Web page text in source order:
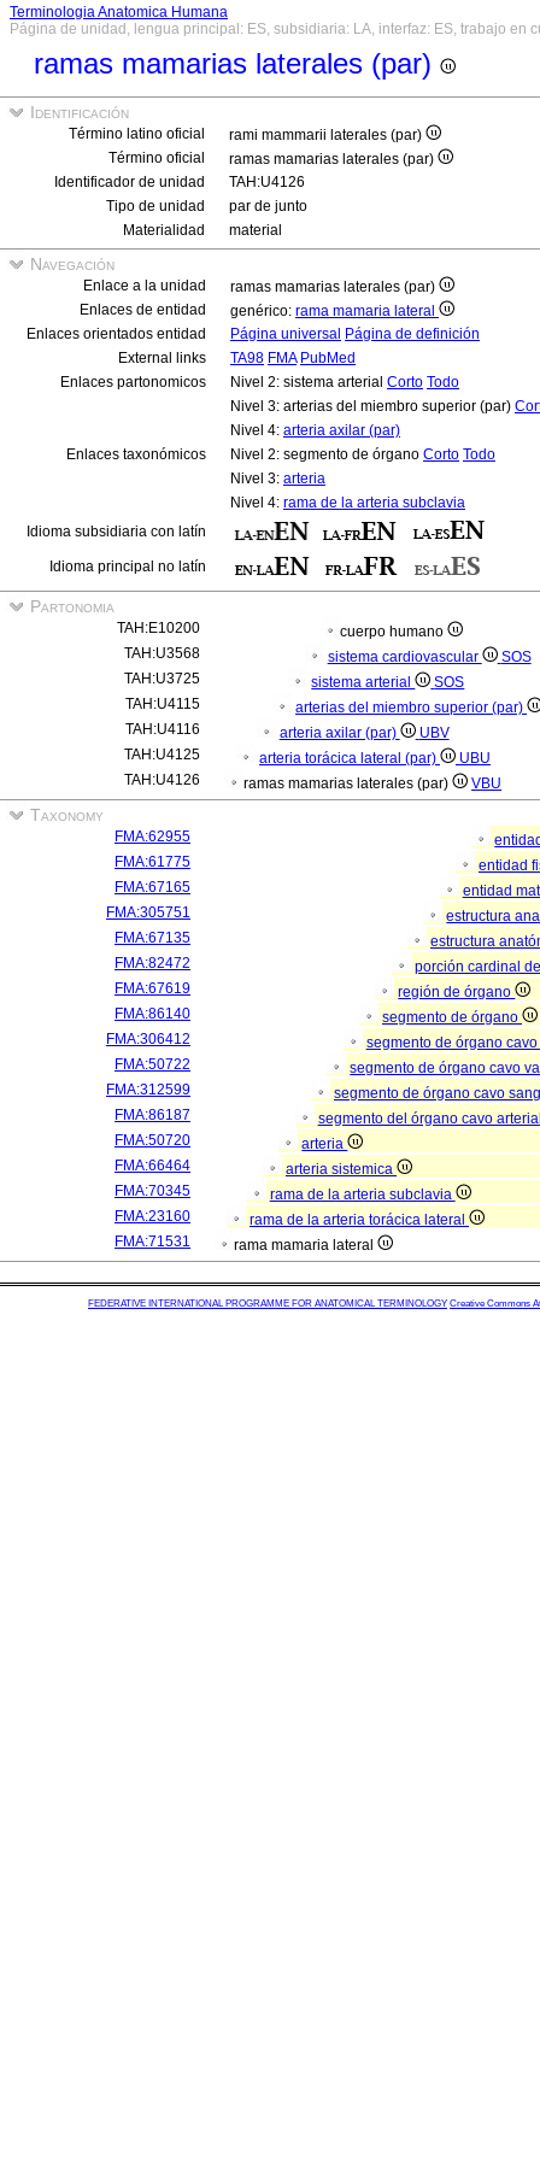
Terminologia Anatomica Humana
Página de unidad, lengua principal: ES, subsidiaria: LA, interfaz: ES, trabajo en
ramas mamarias laterales (par)
Identificación
Término latino oficial
rami mammarii laterales (par)
Término oficial
ramas mamarias laterales (par)
Identificador de unidad
TAH:U4126
Tipo de unidad
par de junto
Materialidad
material
Navegación
Enlace a la unidad
ramas mamarias laterales (par)
Enlaces de entidad
genérico: rama mamaria lateral
Enlaces orientados entidad
Página universal Página de definición
External links
TA98 FMA PubMed
Enlaces partonomicos
Nivel 2: sistema arterial Corto Todo
Nivel 3: arterias del miembro superior (par)
Nivel 4: arteria axilar (par)
Enlaces taxonómicos
Nivel 2: segmento de órgano Corto Todo
Nivel 3: arteria
Nivel 4: rama de la arteria subclavia
Idioma subsidiaria con latín
Idioma principal no latín
Partonomia
TAH:E10200
cuerpo humano
TAH:U3568
sistema cardiovascular
SOS
TAH:U3725
sistema arterial
SOS
TAH:U4115
arterias del miembro superior (par)
TAH:U4116
arteria axilar (par)
UBV
TAH:U4125
arteria torácica lateral (par)
UBU
TAH:U4126
ramas mamarias laterales (par) VBU
Taxonomy
FMA:62955
FMA:61775
entidad
FMA:67165
entidad
FMA:305751
estructura
FMA:67135
estructura
FMA:82472
porción cardinal
FMA:67619
región de órgano
FMA:86140
segmento de órgano
FMA:306412
segmento de órgano
FMA:50722
segmento de órgano cavo
FMA:312599
segmento de órgano cavo
FMA:86187
segmento del órgano cavo
FMA:50720
arteria
FMA:66464
arteria sistemica
FMA:70345
rama de la arteria subclavia
FMA:23160
rama de la arteria torácica lateral
FMA:71531
rama mamaria lateral
FEDERATIVE INTERNATIONAL PROGRAMME FOR ANATOMICAL TERMINOLOGY Creative Commons